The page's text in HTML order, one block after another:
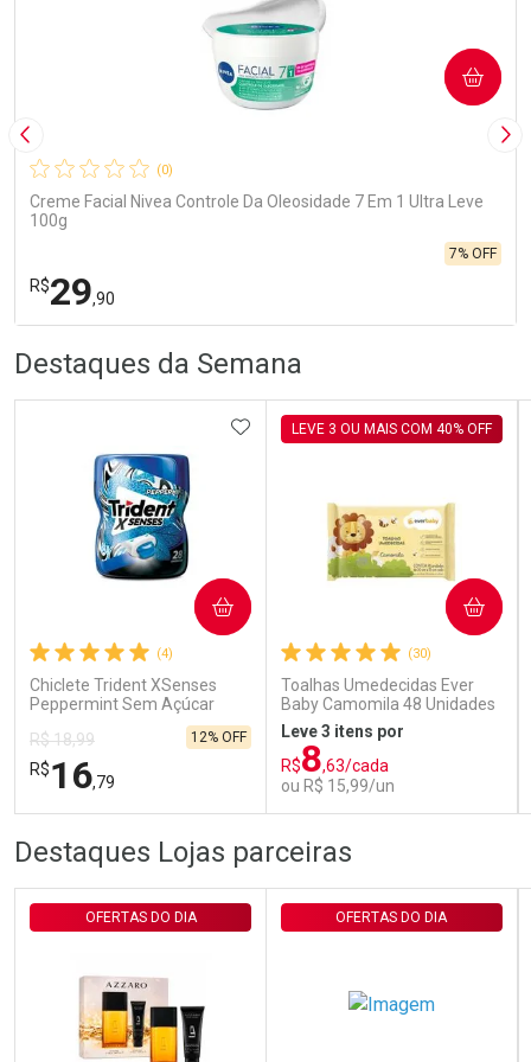
Imagem Anterior
(0)
Creme Facial Nivea Controle Da Oleosidade 7 Em 1 Ultra Leve
100g
R$29,90
7% OFF
COMPRAR
Laboratório
Comprar sem Desconto
Por R$ 29,90/cada
Por Menos
Comprar sem Desconto
Por R$ 29,90/cada
Destaques da Semana
(4)
Chiclete Trident XSenses
Peppermint Sem Açúcar
R$ 18,99
R$16,79
12% OFF
ADICIONAR AOS FAVORITOS
COMPRAR
FECHAR
Laboratório
FECHAR
Por Menos
(30)
Toalhas Umedecidas Ever
Baby Camomila 48 Unidades
LEVE 3 OU MAIS COM 40% OFF
Leve 3 itens por
R$8,63/cada
ou R$ 15,99/un
COMPRAR
Por Menos
Destaques Lojas parceiras
OFERTAS DO DIA OFERTAS DO DIA